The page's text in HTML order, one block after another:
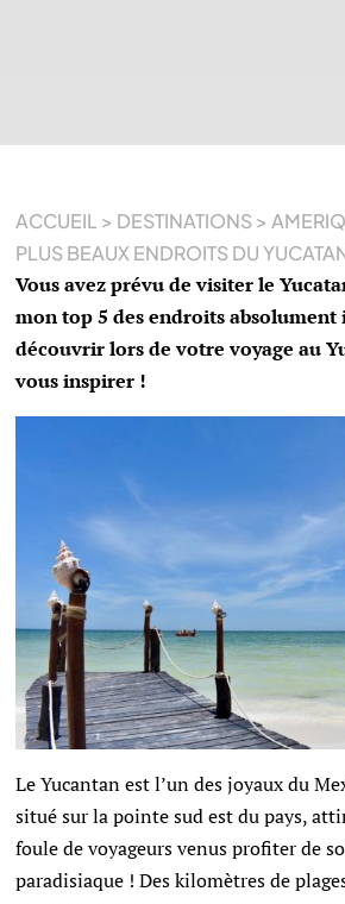
ACCUEIL > DESTINATIONS>
PLUS BEAUX ENDROITS DU
Vous avez prévu de visiter le
mon top 5 des endroits absolument
découvrir lors de votre voyage au
vous inspirer !
Le Yucantan est l’un des joyaux du
situé sur la pointe sud est du pays,
foule de voyageurs venus profiter de
paradisiaque ! Des kilomètres de